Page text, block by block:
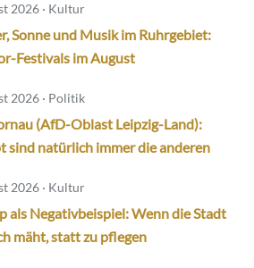
2026 · Kultur
Sonne und Musik im Ruhrgebiet:
Festivals im August
2026 · Politik
(AfD-Oblast Leipzig-Land):
sind natürlich immer die anderen
2026 · Kultur
als Negativbeispiel: Wenn die Stadt
mäht, statt zu pflegen